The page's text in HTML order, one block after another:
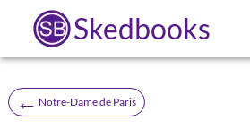
Skedbooks
← Notre-Dame de Paris